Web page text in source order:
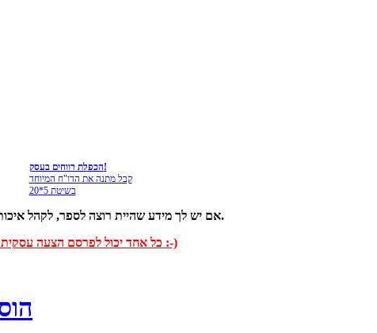
הכפלת רווחים בעסק!
קבל מתנה את הדו"ח המיוחד
בשיטת 5*20
אם יש לך מידע שהיית רוצה לספר, לקהל איכותי מאוד וממוקד של אנשי עסקים ויזמים, זה בדיוק המקום בשבילך.
כל אחד יכול לפרסם הצעה עסקית - בינתיים ללא תשלום :-)